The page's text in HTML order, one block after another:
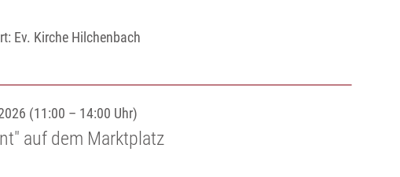
Ev. Kirche Hilchenbach
(11:00 – 14:00 Uhr)
auf dem Marktplatz